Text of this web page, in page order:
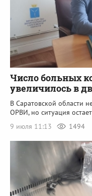
Число больных
увеличилось в
В Саратовской области
ОРВИ, но ситуация
9 июля 11:13
1494